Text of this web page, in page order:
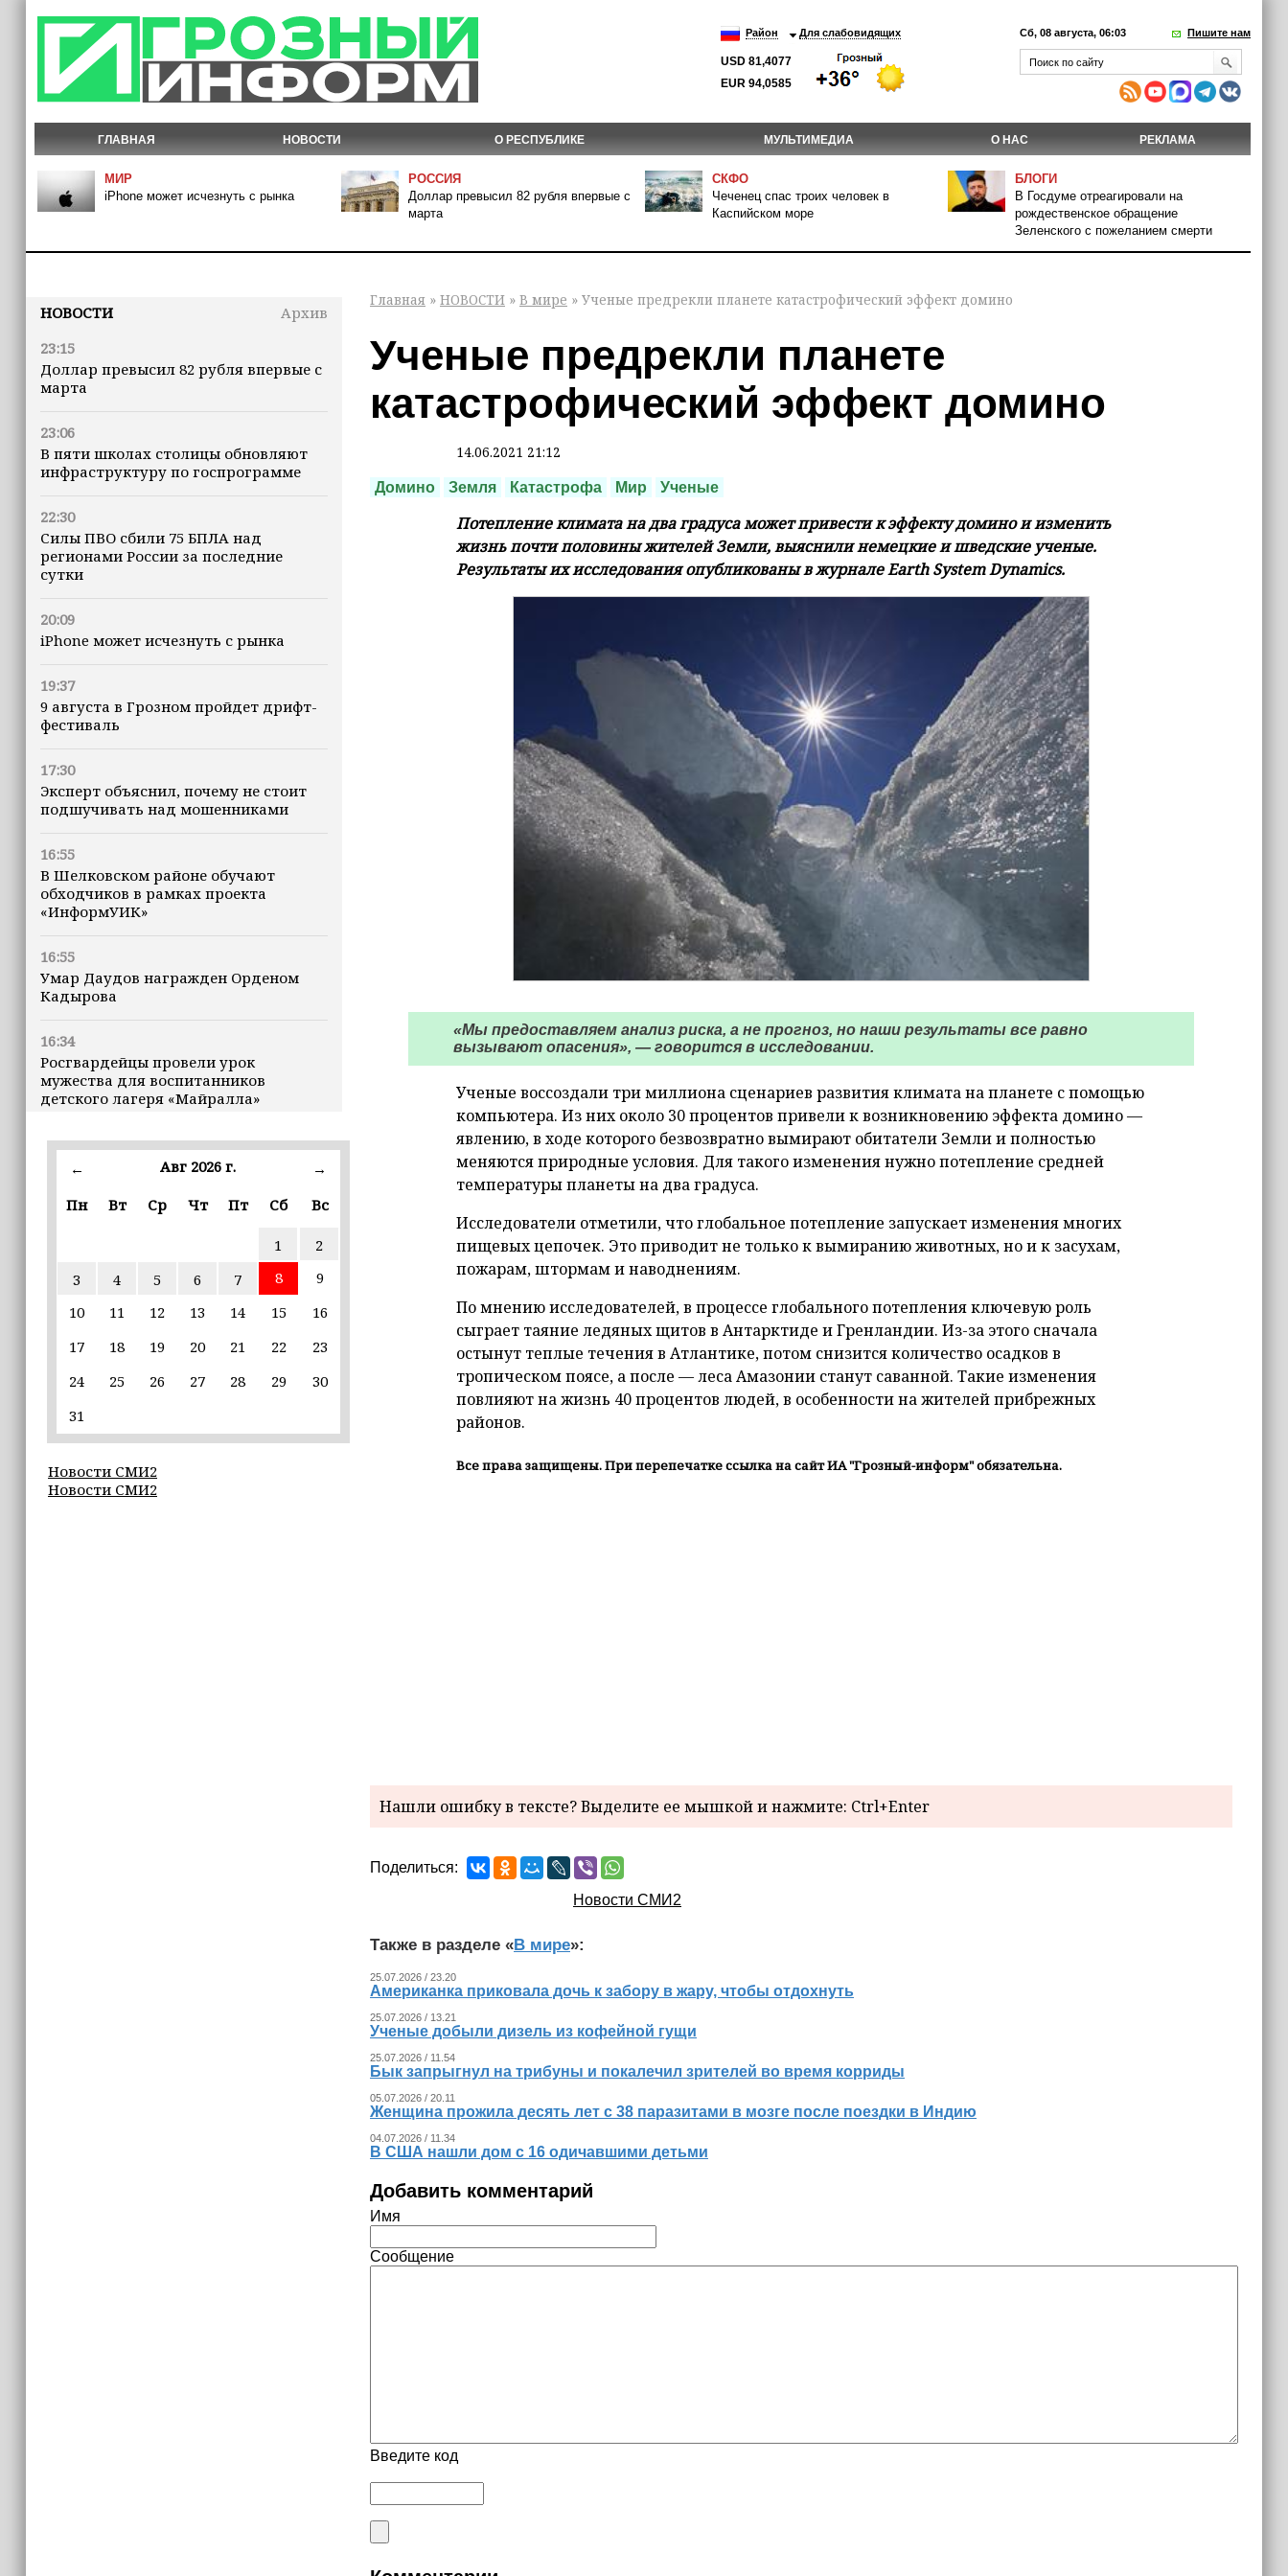
Район Для слабовидящих
USD 81,4077
EUR 94,0585
Сб, 08 августа, 06:03 Пишите нам
ГЛАВНАЯ НОВОСТИ О РЕСПУБЛИКЕ МУЛЬТИМЕДИА О НАС РЕКЛАМА
МИР
iPhone может исчезнуть с рынка
РОССИЯ
Доллар превысил 82 рубля впервые с
марта
СКФО
Чеченец спас троих человек в
Каспийском море
БЛОГИ
В Госдуме отреагировали на
рождественское обращение
Зеленского с пожеланием смерти
НОВОСТИ
Архив
23:15
Доллар превысил 82 рубля впервые с
марта
23:06
В пяти школах столицы обновляют
инфраструктуру по госпрограмме
22:30
Силы ПВО сбили 75 БПЛА над
регионами России за последние
сутки
20:09
iPhone может исчезнуть с рынка
19:37
9 августа в Грозном пройдет дрифт-
фестиваль
17:30
Эксперт объяснил, почему не стоит
подшучивать над мошенниками
16:55
В Шелковском районе обучают
обходчиков в рамках проекта
«ИнформУИК»
16:55
Умар Даудов награжден Орденом
Кадырова
16:34
Росгвардейцы провели урок
мужества для воспитанников
детского лагеря «Майралла»
16:30
Дмитрий Чернышенко: Внутренний
въездной — на 20,1%
Из бюджета Чечни дополнительно
выделено 505 млн рублей
пострадавшим от паводков
15:35
— стать большой
Избирательные участки Шатоя
готовы к приёму голосов
← Авг 2026 г.
→
Пн
Вт Ср Чт Пт Сб Вс
1
2
3
4 5 6 7 8
9
10
11 12 13 14 15
16
17
18 19 20 21 22
23
24
25 26 27 28 29
30
31
Новости СМИ2
Новости СМИ2
Главная » НОВОСТИ » В мире » Ученые предрекли планете катастрофический эффект домино
Ученые предрекли планете
катастрофический эффект домино
14.06.2021 21:12
Домино Земля Катастрофа Мир Ученые
Потепление климата на два градуса может привести к эффекту домино и изменить
жизнь почти половины жителей Земли, выяснили немецкие и шведские ученые.
Результаты их исследования опубликованы в журнале Earth System Dynamics.
«Мы предоставляем анализ риска, а не прогноз, но наши результаты все равно
вызывают опасения», — говорится в исследовании.
Ученые воссоздали три миллиона сценариев развития климата на планете с помощью
компьютера. Из них около 30 процентов привели к возникновению эффекта домино —
явлению, в ходе которого безвозвратно вымирают обитатели Земли и полностью
меняются природные условия. Для такого изменения нужно потепление средней
температуры планеты на два градуса.
Исследователи отметили, что глобальное потепление запускает изменения многих
пищевых цепочек. Это приводит не только к вымиранию животных, но и к засухам,
пожарам, штормам и наводнениям.
По мнению исследователей, в процессе глобального потепления ключевую роль
сыграет таяние ледяных щитов в Антарктиде и Гренландии. Из-за этого сначала
остынут теплые течения в Атлантике, потом снизится количество осадков в
тропическом поясе, а после — леса Амазонии станут саванной. Такие изменения
повлияют на жизнь 40 процентов людей, в особенности на жителей прибрежных
районов.
Все права защищены. При перепечатке ссылка на сайт ИА "Грозный-информ" обязательна.
Нашли ошибку в тексте? Выделите ее мышкой и нажмите: Ctrl+Enter
Поделиться:
Новости СМИ2
Также в разделе «В мире»:
25.07.2026 / 23.20
Американка приковала дочь к забору в жару, чтобы отдохнуть
25.07.2026 / 13.21
Ученые добыли дизель из кофейной гущи
25.07.2026 / 11.54
Бык запрыгнул на трибуны и покалечил зрителей во время корриды
05.07.2026 / 20.11
Женщина прожила десять лет с 38 паразитами в мозге после поездки в Индию
04.07.2026 / 11.34
В США нашли дом с 16 одичавшими детьми
Добавить комментарий
Имя
Сообщение
Введите код